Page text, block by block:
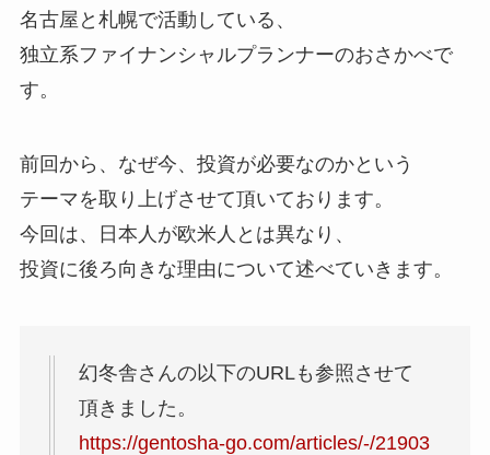
名古屋と札幌で活動している、
独立系ファイナンシャルプランナーのおさかべで
す。
前回から、なぜ今、投資が必要なのかという
テーマを取り上げさせて頂いております。
今回は、日本人が欧米人とは異なり、
投資に後ろ向きな理由について述べていきます。
幻冬舎さんの以下のURLも参照させて
頂きました。
https://gentosha-go.com/articles/-/21903